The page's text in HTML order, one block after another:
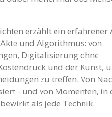
erzählt ein erfahrener
und Algorithmus: von
Digitalisierung ohne
und der Kunst,
zu treffen. Von
- und von Momenten, in
als jede Technik.